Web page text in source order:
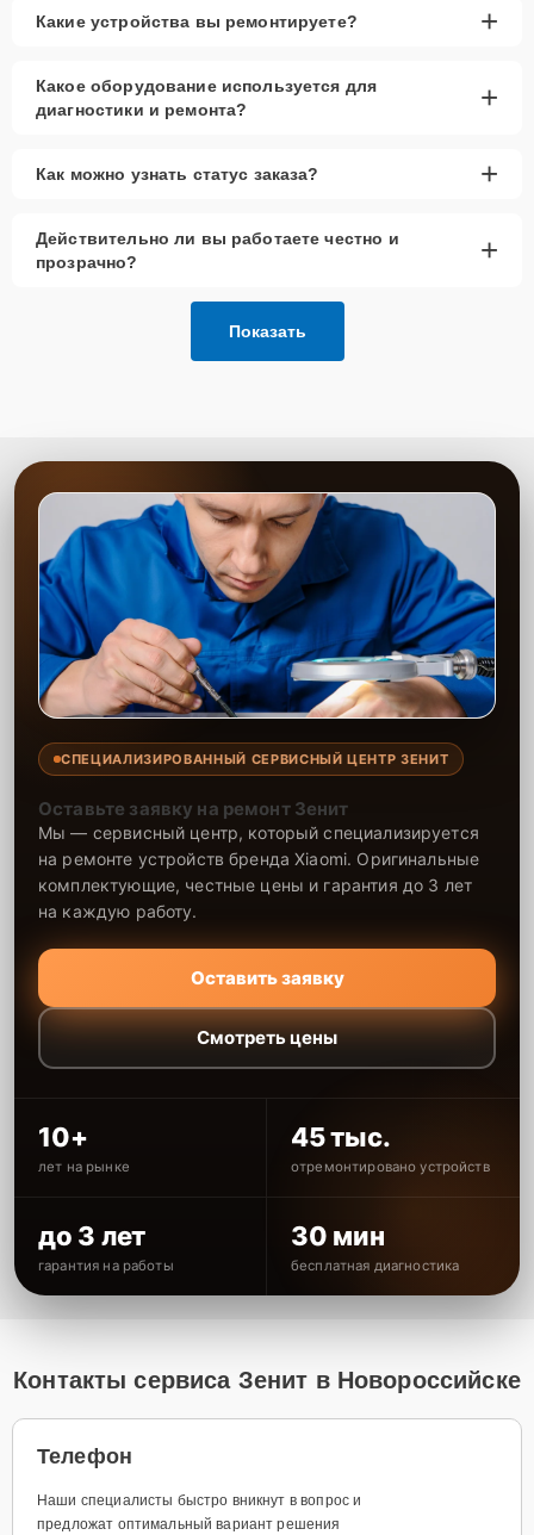
Какие устройства вы ремонтируете? +
Какое оборудование используется для
диагностики и ремонта?
+
Как можно узнать статус заказа? +
Действительно ли вы работаете честно и
прозрачно?
+
Показать
СПЕЦИАЛИЗИРОВАННЫЙ СЕРВИСНЫЙ ЦЕНТР ЗЕНИТ
Оставьте заявку на ремонт Зенит
Мы — сервисный центр, который специализируется
на ремонте устройств бренда Xiaomi. Оригинальные
комплектующие, честные цены и гарантия до 3 лет
на каждую работу.
Оставить заявку
Смотреть цены
10+
лет на рынке
45 тыс.
отремонтировано устройств
до 3 лет
гарантия на работы
30 мин
бесплатная диагностика
Контакты сервиса Зенит в Новороссийске
Телефон
Наши специалисты быстро вникнут в вопрос и
предложат оптимальный вариант решения